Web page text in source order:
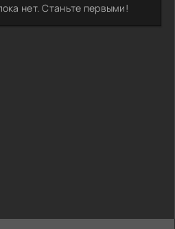
нет. Станьте первыми!